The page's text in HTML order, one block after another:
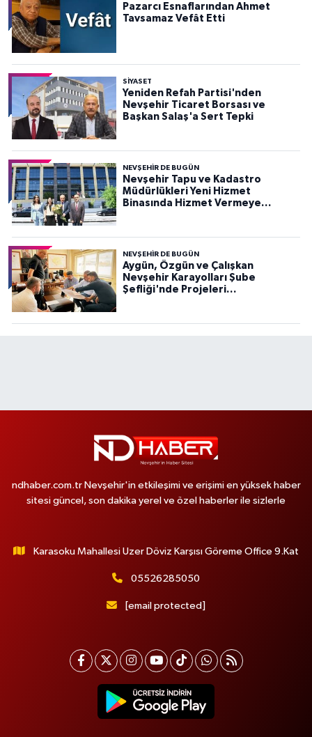
Pazarcı Esnaflarından Ahmet
Tavsamaz Vefât Etti
SIYASET
Yeniden Refah Partisi'nden
Nevşehir Ticaret Borsası ve
Başkan Salaş'a Sert Tepki
NEVŞEHIR DE BUGÜN
Nevşehir Tapu ve Kadastro
Müdürlükleri Yeni Hizmet
Binasında Hizmet Vermeye
NEVŞEHIR DE BUGÜN
Aygün, Özgün ve Çalışkan
Nevşehir Karayolları Şube
Şefliği'nde Projeleri
ndhaber.com.tr Nevşehir'in etkileşimi ve erişimi en yüksek haber
sitesi güncel, son dakika yerel ve özel haberler ile sizlerle
Karasoku Mahallesi Uzer Döviz Karşısı Göreme Office 9.Kat
05526285050
[email protected]